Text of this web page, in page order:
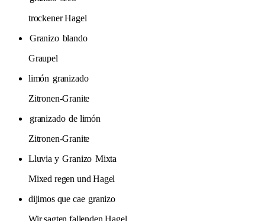
trockener Hagel
Granizo blando
Graupel
limón granizado
Zitronen-Granite
granizado de limón
Zitronen-Granite
Lluvia y Granizo Mixta
Mixed regen und Hagel
dijimos que cae granizo
Wir sagten fallenden Hagel